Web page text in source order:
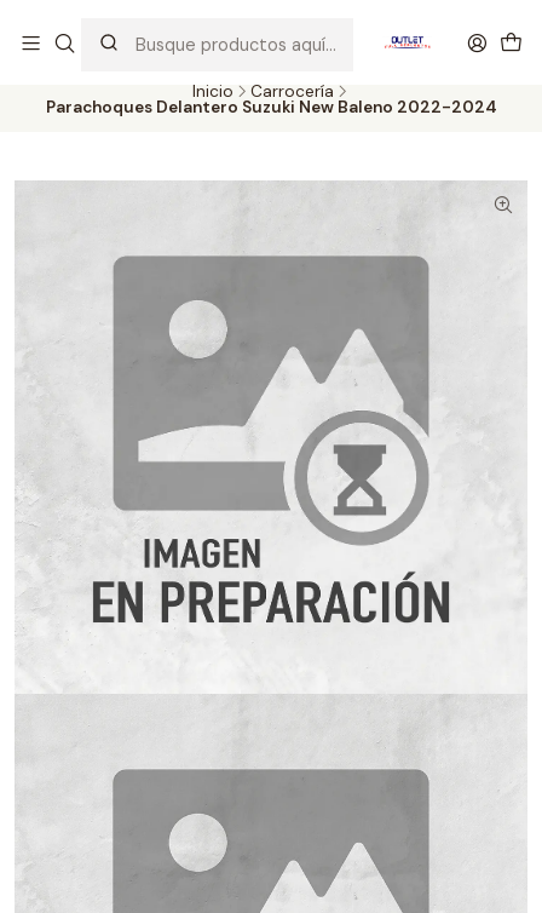
probados con altos estándares de calidad.
Inicio Carrocería
Parachoques Delantero Suzuki New Baleno 2022-2024